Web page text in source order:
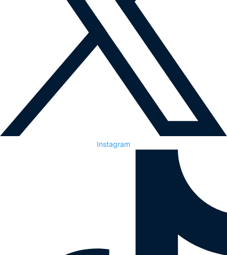
Instagram